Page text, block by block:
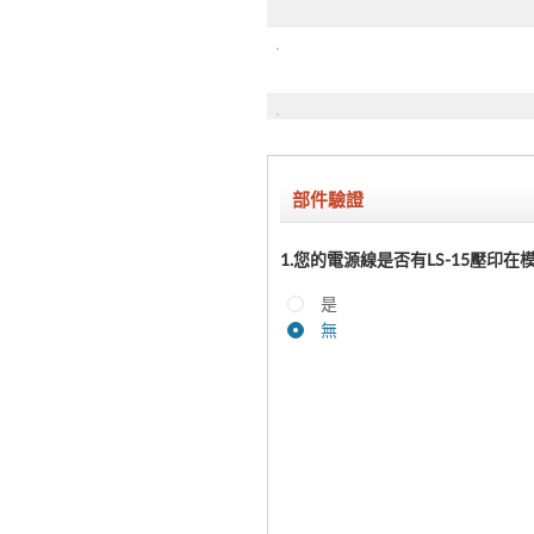
部件驗證
1.您的電源線是否有LS-15壓印在
是
無